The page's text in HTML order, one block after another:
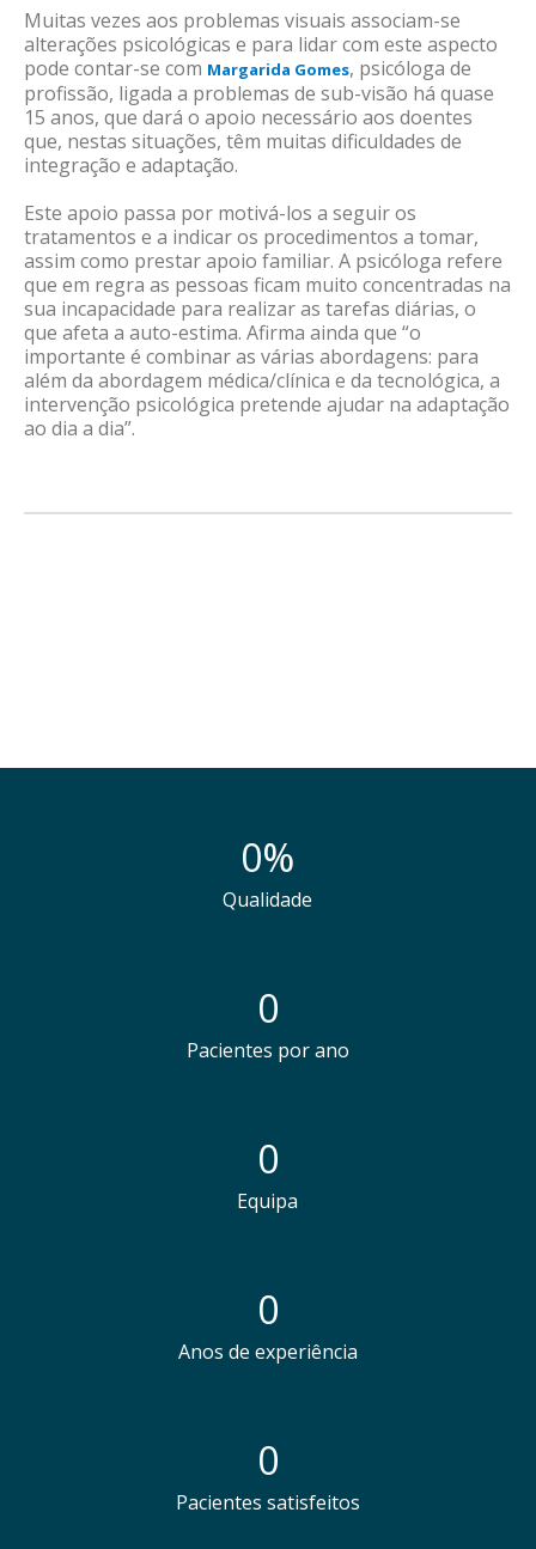
Muitas vezes aos problemas visuais associam-se
alterações psicológicas e para lidar com este aspecto
pode contar-se com Margarida Gomes, psicóloga de
profissão, ligada a problemas de sub-visão há quase
15 anos, que dará o apoio necessário aos doentes
que, nestas situações, têm muitas dificuldades de
integração e adaptação.
Este apoio passa por motivá-los a seguir os
tratamentos e a indicar os procedimentos a tomar,
assim como prestar apoio familiar. A psicóloga refere
que em regra as pessoas ficam muito concentradas na
sua incapacidade para realizar as tarefas diárias, o
que afeta a auto-estima. Afirma ainda que “o
importante é combinar as várias abordagens: para
além da abordagem médica/clínica e da tecnológica, a
intervenção psicológica pretende ajudar na adaptação
ao dia a dia”.
0%
Qualidade
0
Pacientes por ano
0
Equipa
0
Anos de experiência
0
Pacientes satisfeitos